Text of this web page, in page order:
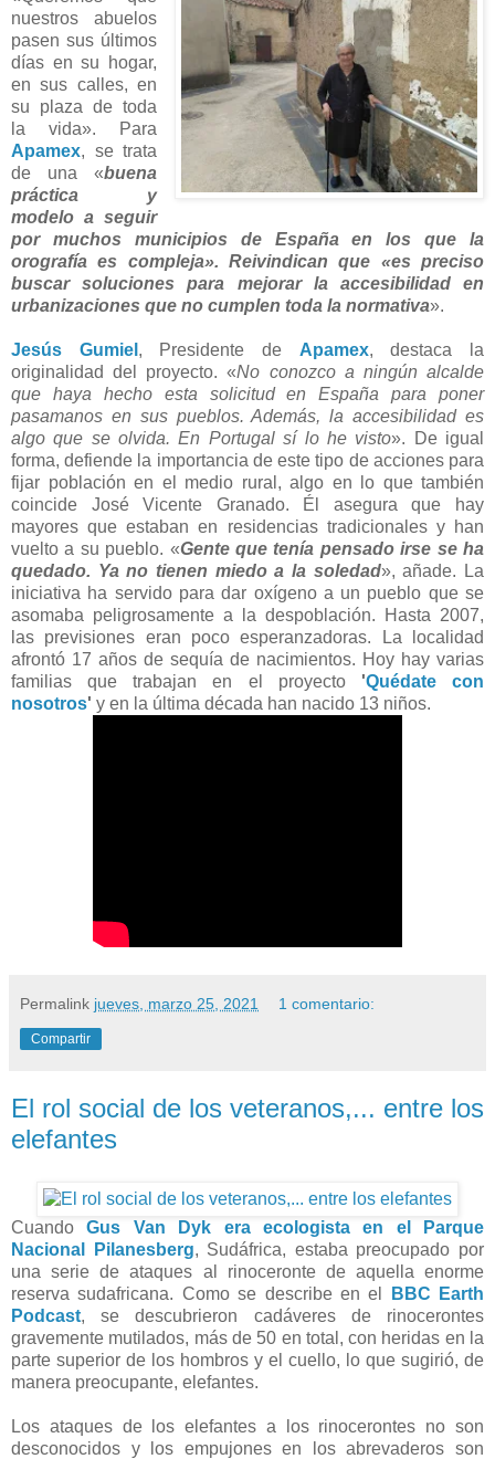
nuestros abuelos
pasen sus últimos
días en su hogar,
en sus calles, en
su plaza de toda
la vida». Para
Apamex, se trata
de una «buena
práctica y
modelo a seguir
por muchos municipios de España en los que la
orografía es compleja». Reivindican que «es preciso
buscar soluciones para mejorar la accesibilidad en
urbanizaciones que no cumplen toda la normativa».
Jesús Gumiel , Presidente de Apamex, destaca la
originalidad del proyecto. «No conozco a ningún alcalde
que haya hecho esta solicitud en España para poner
pasamanos en sus pueblos. Además, la accesibilidad es
algo que se olvida. En Portugal sí lo he visto». De igual
forma, defiende la importancia de este tipo de acciones para
fijar población en el medio rural, algo en lo que también
coincide José Vicente Granado. Él asegura que hay
mayores que estaban en residencias tradicionales y han
vuelto a su pueblo. «Gente que tenía pensado irse se ha
quedado. Ya no tienen miedo a la soledad», añade. La
iniciativa ha servido para dar oxígeno a un pueblo que se
asomaba peligrosamente a la despoblación. Hasta 2007,
las previsiones eran poco esperanzadoras. La localidad
afrontó 17 años de sequía de nacimientos. Hoy hay varias
familias que trabajan en el proyecto 'Quédate con
nosotros' y en la última década han nacido 13 niños.
Permalink jueves, marzo 25, 2021 1 comentario:
Compartir
El rol social de los veteranos,... entre los
elefantes
CuandoGus Van Dyk era ecologista en el Parque
Nacional Pilanesberg, Sudáfrica, estaba preocupado por
una serie de ataques al rinoceronte de aquella enorme
reserva sudafricana. Como se describe en el
BBC Earth
Podcast, se descubrieron cadáveres de rinocerontes
gravemente mutilados, más de 50 en total, con heridas en la
parte superior de los hombros y el cuello, lo que sugirió, de
manera preocupante, elefantes.
Los ataques de los elefantes a los rinocerontes no son
desconocidos y los empujones en los abrevaderos son